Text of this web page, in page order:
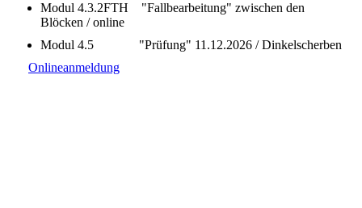
Modul 4.3.2FTH "Fallbearbeitung" zwischen den
Blöcken / online
Modul 4.5 "Prüfung" 11.12.2026 / Dinkelscherben
Onlineanmeldung